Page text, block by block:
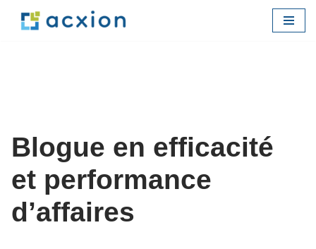
Blogue en efficacité
et performance
d’affaires